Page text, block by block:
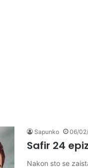
Sapunko 06/
Safir 24
Nakon sto se